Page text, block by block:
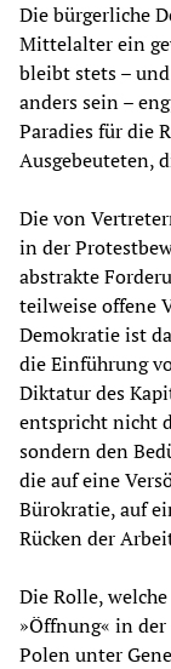
Die bürgerliche
Mittelalter ein
bleibt stets –
anders sein –
Paradies für die
Ausgebeuteten,
Die von
in der
abstrakte
teilweise offene
Demokratie ist
die Einführung
Diktatur des
entspricht nicht
sondern den
die auf eine
Bürokratie, auf
Rücken der
Die Rolle,
»Öffnung« in
Polen unter